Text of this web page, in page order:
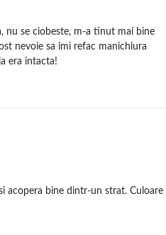
nu se ciobeste, m-a tinut mai bine
nevoie sa imi refac manichiura
era intacta!
acopera bine dintr-un strat. Culoare